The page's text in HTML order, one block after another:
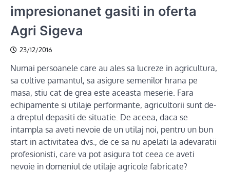
impresionanet gasiti in oferta
Agri Sigeva
23/12/2016
Numai persoanele care au ales sa lucreze in agricultura,
sa cultive pamantul, sa asigure semenilor hrana pe
masa, stiu cat de grea este aceasta meserie. Fara
echipamente si utilaje performante, agricultorii sunt de-
a dreptul depasiti de situatie. De aceea, daca se
intampla sa aveti nevoie de un utilaj noi, pentru un bun
start in activitatea dvs., de ce sa nu apelati la adevaratii
profesionisti, care va pot asigura tot ceea ce aveti
nevoie in domeniul de utilaje agricole fabricate?